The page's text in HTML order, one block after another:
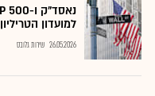
למועדון הטריליון
26.05.2026 שירות גלובס